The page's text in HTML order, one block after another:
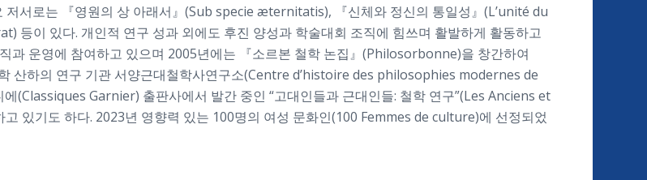
서로는 『영원의 상 아래서』(Sub specie æternitatis), 『신체와 정신의 통일성』(L’unité du
등이 있다. 개인적 연구 성과 외에도 후진 양성과 학술대회 조직에 힘쓰며 활발하게 활동하고
과 운영에 참여하고 있으며 2005년에는 『소르본 철학 논집』(Philosorbonne)을 창간하여
산하의 연구 기관 서양근대철학사연구소(Centre d’histoire des philosophies modernes de
(Classiques Garnier) 출판사에서 발간 중인 “고대인들과 근대인들: 철학 연구”(Les Anciens et
있기도 하다. 2023년 영향력 있는 100명의 여성 문화인(100 Femmes de culture)에 선정되었